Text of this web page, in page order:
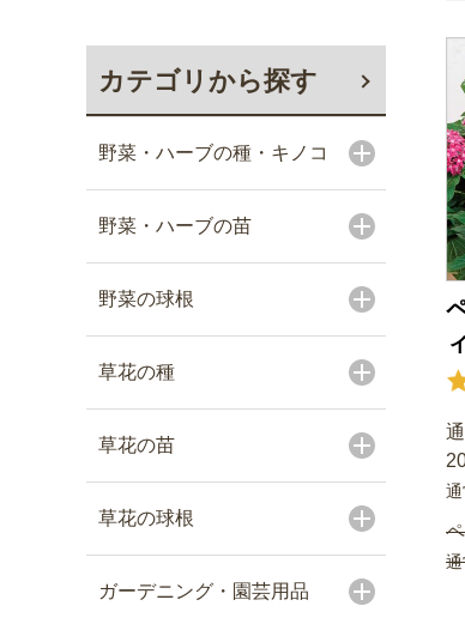
カテゴリから探す
野菜・ハーブの種・キノコ
野菜・ハーブの苗
野菜の球根
草花の種
草花の苗
草花の球根
ガーデニング・園芸用品